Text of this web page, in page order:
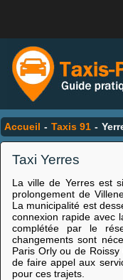
Accueil - Taxis 91 -
Taxi Yerres
La ville de Yerres est
prolongement de
La municipalité est
connexion rapide avec
complétée par le
changements sont
Paris Orly ou de
de faire appel aux
pour ces trajets.